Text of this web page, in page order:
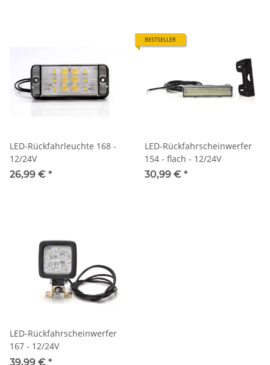
LED-Rückfahrleuchte 168 -
12/24V
26,99 € *
BESTSELLER
LED-Rückfahrscheinwerfer
154 - flach - 12/24V
30,99 € *
LED-Rückfahrscheinwerfer
167 - 12/24V
39,99 € *